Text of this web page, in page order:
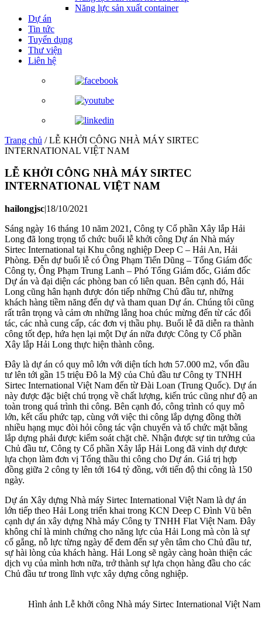
Năng lực sản xuất container
Dự án
Tin tức
Tuyển dụng
Thư viện
Liên hệ
Trang chủ /LỄ KHỞI CÔNG NHÀ MÁY SIRTEC
INTERNATIONAL VIỆT NAM
LỄ KHỞI CÔNG NHÀ MÁY SIRTEC
INTERNATIONAL VIỆT NAM
hailongjsc|18/10/2021
Sáng ngày 16 tháng 10 năm 2021, Công ty Cổ phần Xây lắp Hải
Long đã long trọng tổ chức buổi lễ khởi công Dự án Nhà máy
Sirtec International tại Khu công nghiệp Deep C – Hải An, Hải
Phòng. Đến dự buổi lễ có Ông Phạm Tiến Dũng – Tổng Giám đốc
Công ty, Ông Phạm Trung Lanh – Phó Tổng Giám đốc, Giám đốc
Dự án và đại diện các phòng ban có liên quan. Bên cạnh đó, Hải
Long cũng hân hạnh được đón tiếp những Chủ đầu tư, những
khách hàng tiềm năng đến dự và tham quan Dự án. Chúng tôi cũng
rất trân trọng và cảm ơn những lẵng hoa chúc mừng đến từ các đối
tác, các nhà cung cấp, các đơn vị thầu phụ. Buổi lễ đã diễn ra thành
công tốt đẹp, hứa hẹn lại một Dự án nữa được Công ty Cổ phần
Xây lắp Hải Long thực hiện thành công.
Đây là dự án có quy mô lớn với diện tích hơn 57.000 m2, vốn đầu
tư lên tới gần 15 triệu Đô la Mỹ của Chủ đầu tư Công ty TNHH
Sirtec International Việt Nam đến từ Đài Loan (Trung Quốc). Dự án
này được đặc biệt chú trọng về chất lượng, kiến trúc cũng như độ an
toàn trong quá trình thi công. Bên cạnh đó, công trình có quy mô
lớn, kết cấu phức tạp, cùng với việc thi công lắp dựng đồng thời
nhiều hạng mục đòi hỏi công tác vận chuyển và tổ chức mặt bằng
lắp dựng phải được kiểm soát chặt chẽ. Nhận được sự tin tưởng của
Chủ đầu tư, Công ty Cổ phần Xây lắp Hải Long đã vinh dự được
lựa chọn làm đơn vị Tổng thầu thi công cho Dự án. Giá trị hợp
đồng giữa 2 công ty lên tới 164 tỷ đồng, với tiến độ thi công là 150
ngày.
Dự án Xây dựng Nhà máy Sirtec International Việt Nam là dự án
lớn tiếp theo Hải Long triển khai trong KCN Deep C Đình Vũ bên
cạnh dự án xây dựng Nhà máy Công ty TNHH Flat Việt Nam. Đây
không chỉ là minh chứng cho năng lực của Hải Long mà còn là sự
cố gắng, nỗ lực từng ngày để đem đến sự yên tâm cho Chủ đầu tư,
sự hài lòng của khách hàng. Hải Long sẽ ngày càng hoàn thiện các
dịch vụ của mình hơn nữa, trở thành sự lựa chọn hàng đầu cho các
Chủ đầu tư trong lĩnh vực xây dựng công nghiệp.
Hình ảnh Lễ khởi công Nhà máy Sirtec International Việt Nam